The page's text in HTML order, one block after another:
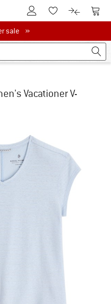
Al conto clienteAlla lista
Al Al
salesale »
Vacationer V-